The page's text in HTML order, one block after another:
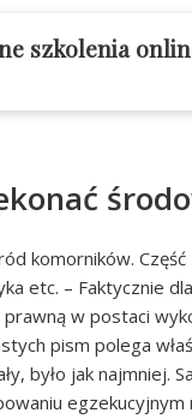
szkolenia
komorników.
etc. – Faktycznie
prawną w postaci
pism polega
było jak najmniej.